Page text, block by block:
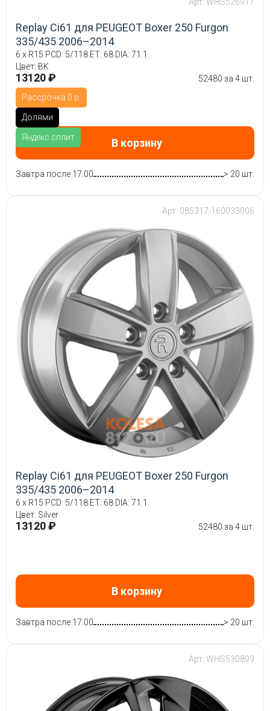
Рассрочка 0 р.
Долями
Яндекс.сплит
Арт: WHS526917
Replay Ci61 для PEUGEOT Boxer 250 Furgon
335/435 2006–2014
6 x R15 PCD: 5/118 ET: 68 DIA: 71.1
Цвет: BK
13120 ₽ 52480 за 4 шт.
В корзину
Завтра после 17:00 > 20 шт.
Арт: 085317-160033006
Replay Ci61 для PEUGEOT Boxer 250 Furgon
335/435 2006–2014
6 x R15 PCD: 5/118 ET: 68 DIA: 71.1
Цвет: Silver
13120 ₽ 52480 за 4 шт.
В корзину
Завтра после 17:00 > 20 шт.
Арт: WHS530899